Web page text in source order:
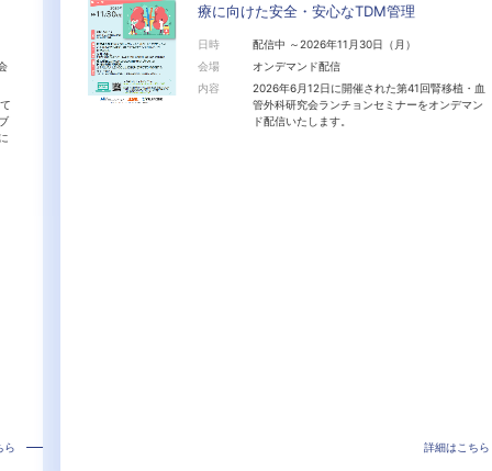
療に向けた安全・安心なTDM管理
日時
配信中 ～2026年11月30日（月）
会場
オンデマンド配信
内容
2026年6月12日に開催された第41回腎移植・血
管外科研究会ランチョンセミナーをオンデマン
ド配信いたします。
詳細はこちら